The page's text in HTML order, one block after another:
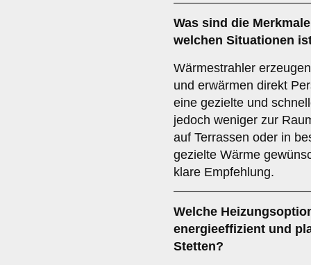
Was sind die
welchen Situationen
Wärmestrahler
und erwärmen direkt
eine gezielte und
jedoch weniger zur
auf Terrassen oder in
gezielte Wärme
klare Empfehlung.
Welche
energieeffizient und
Stetten?